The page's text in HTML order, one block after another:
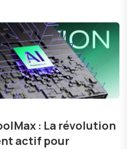
: La révolution
actif pour